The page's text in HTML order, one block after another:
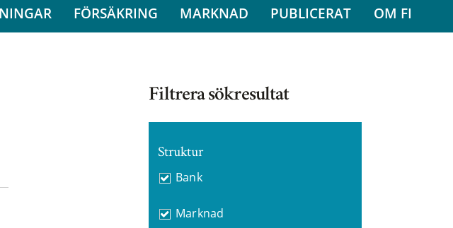
FÖRSÄKRING MARKNAD PUBLICERAT OM FI
Filtrera sökresultat
Struktur
Bank
Marknad